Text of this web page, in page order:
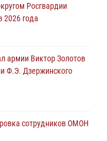
Росгвардии
2026 года
армии Виктор Золотов
Ф.Э. Дзержинского
сотрудников ОМОН